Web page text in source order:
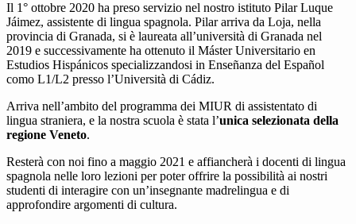
Il 1° ottobre 2020 ha preso servizio nel nostro istituto Pilar Luque
Jáimez, assistente di lingua spagnola. Pilar arriva da Loja, nella
provincia di Granada, si è laureata all’università di Granada nel
2019 e successivamente ha ottenuto il Máster Universitario en
Estudios Hispánicos specializzandosi in Enseñanza del Español
como L1/L2 presso l’Università di Cádiz.
Arriva nell’ambito del programma dei MIUR di assistentato di
lingua straniera, e la nostra scuola è stata l’unica selezionata della
regione Veneto.
Resterà con noi fino a maggio 2021 e affiancherà i docenti di lingua
spagnola nelle loro lezioni per poter offrire la possibilità ai nostri
studenti di interagire con un’insegnante madrelingua e di
approfondire argomenti di cultura.